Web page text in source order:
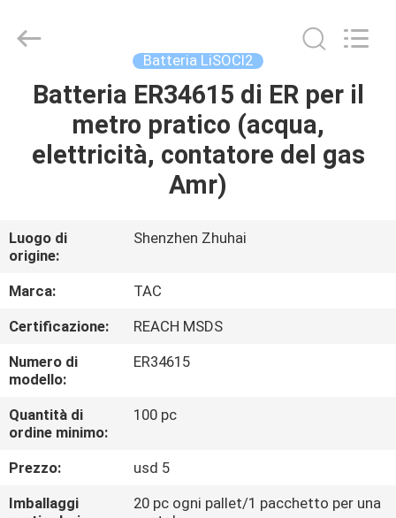
CASA
PRODOTTI
CIRCA
NOI
GIRO
DELLA
FABBRICA
CONTROLLO
DI
Energy
Batteria LiSOCl2
Batteria ER34615 di ER per il
metro pratico (acqua,
elettricità, contatore del gas
Amr)
Luogo di
origine:
Shenzhen Zhuhai
Marca:
TAC
Certificazione:
REACH MSDS
Numero di
modello:
ER34615
Quantità di
ordine minimo:
100 pc
Prezzo:
usd 5
Imballaggi
20 pc ogni pallet/1 pacchetto per una